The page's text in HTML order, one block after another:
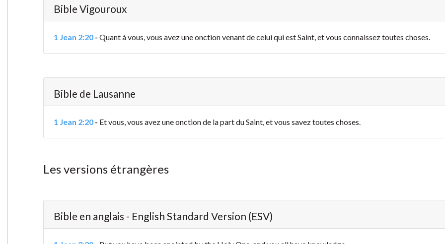
Bible Vigouroux
1 Jean 2:20- Quant à vous, vous avez une onction venant de celui qui est Saint, et vous connaissez toutes choses.
Bible de Lausanne
1 Jean 2:20- Et vous, vous avez une onction de la part du Saint, et vous savez toutes choses.
Les versions étrangères
Bible en anglais - English Standard Version (ESV)